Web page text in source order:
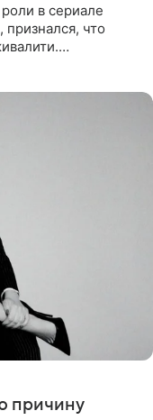
в сериале
признался, что
причину